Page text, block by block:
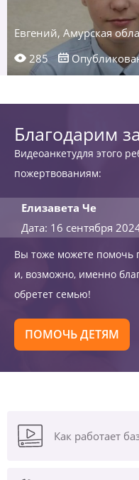
Евгений, Амурская
285
Благодарим
Видеоанкетудля этого
пожертвованиям:
Елизавета Че
Дата: 16 сентября
Вы тоже можете помочь
и, возможно, именно
обретет семью!
ПОМОЧЬ ДЕТЯМ
Как работает